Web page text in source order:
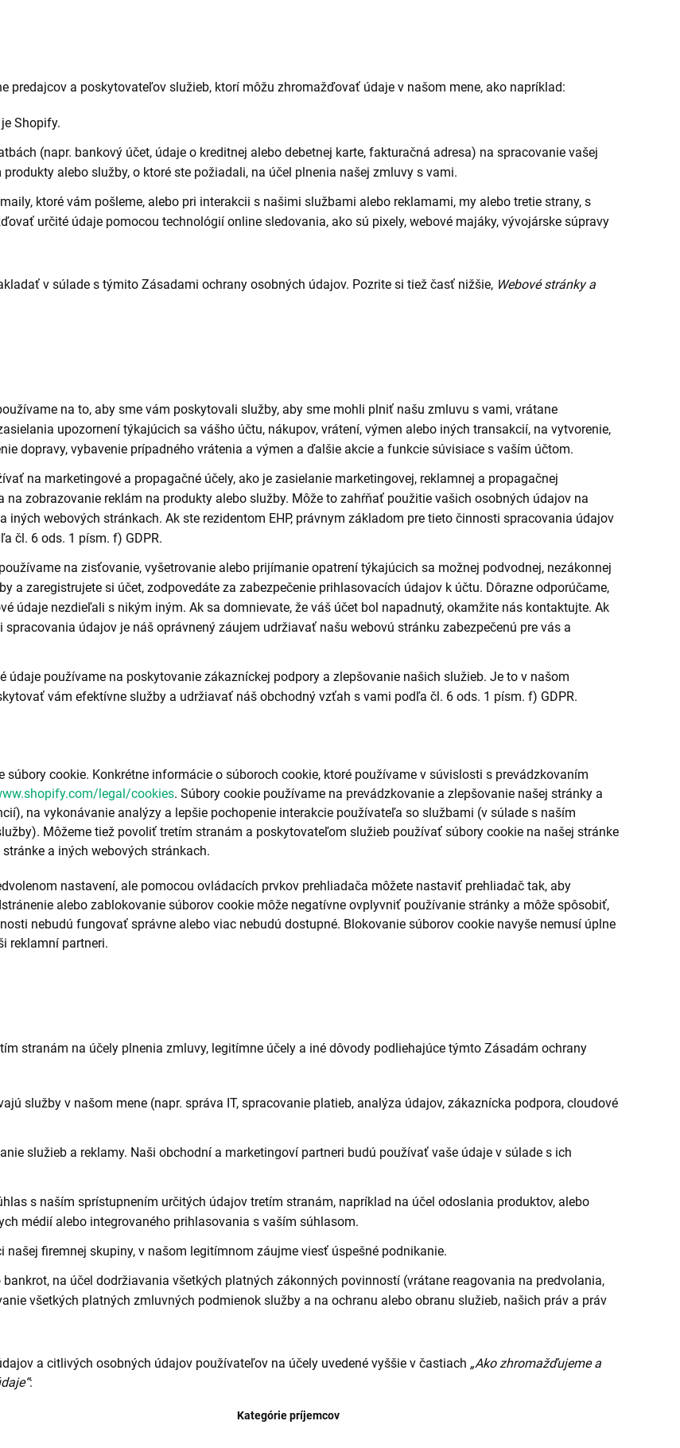
predajcov a poskytovateľov služieb, ktorí môžu zhromažďovať údaje v našom mene, ako napríklad:
Shopify.
(napr. bankový účet, údaje o kreditnej alebo debetnej karte, fakturačná adresa) na spracovanie vašej
alebo služby, o ktoré ste požiadali, na účel plnenia našej zmluvy s vami.
ktoré vám pošleme, alebo pri interakcii s našimi službami alebo reklamami, my alebo tretie strany, s
určité údaje pomocou technológií online sledovania, ako sú pixely, webové majáky, vývojárske súpravy
v súlade s týmito Zásadami ochrany osobných údajov. Pozrite si tiež časť nižšie, Webové stránky a
na to, aby sme vám poskytovali služby, aby sme mohli plniť našu zmluvu s vami, vrátane
upozornení týkajúcich sa vášho účtu, nákupov, vrátení, výmen alebo iných transakcií, na vytvorenie,
dopravy, vybavenie prípadného vrátenia a výmen a ďalšie akcie a funkcie súvisiace s vaším účtom.
na marketingové a propagačné účely, ako je zasielanie marketingovej, reklamnej a propagačnej
zobrazovanie reklám na produkty alebo služby. Môže to zahŕňať použitie vašich osobných údajov na
iných webových stránkach. Ak ste rezidentom EHP, právnym základom pre tieto činnosti spracovania údajov
čl. 6 ods. 1 písm. f) GDPR.
na zisťovanie, vyšetrovanie alebo prijímanie opatrení týkajúcich sa možnej podvodnej, nezákonnej
a zaregistrujete si účet, zodpovedáte za zabezpečenie prihlasovacích údajov k účtu. Dôrazne odporúčame,
údaje nezdieľali s nikým iným. Ak sa domnievate, že váš účet bol napadnutý, okamžite nás kontaktujte. Ak
údajov je náš oprávnený záujem udržiavať našu webovú stránku zabezpečenú pre vás a
údaje používame na poskytovanie zákazníckej podpory a zlepšovanie našich služieb. Je to v našom
vám efektívne služby a udržiavať náš obchodný vzťah s vami podľa čl. 6 ods. 1 písm. f) GDPR.
cookie. Konkrétne informácie o súboroch cookie, ktoré používame v súvislosti s prevádzkovaním
legal/cookies. Súbory cookie používame na prevádzkovanie a zlepšovanie našej stránky a
na vykonávanie analýzy a lepšie pochopenie interakcie používateľa so službami (v súlade s naším
Môžeme tiež povoliť tretím stranám a poskytovateľom služieb používať súbory cookie na našej stránke
a iných webových stránkach.
nastavení, ale pomocou ovládacích prvkov prehliadača môžete nastaviť prehliadač tak, aby
alebo zablokovanie súborov cookie môže negatívne ovplyvniť používanie stránky a môže spôsobiť,
nebudú fungovať správne alebo viac nebudú dostupné. Blokovanie súborov cookie navyše nemusí úplne
reklamní partneri.
stranám na účely plnenia zmluvy, legitímne účely a iné dôvody podliehajúce týmto Zásadám ochrany
služby v našom mene (napr. správa IT, spracovanie platieb, analýza údajov, zákaznícka podpora, cloudové
služieb a reklamy. Naši obchodní a marketingoví partneri budú používať vaše údaje v súlade s ich
s naším sprístupnením určitých údajov tretím stranám, napríklad na účel odoslania produktov, alebo
médií alebo integrovaného prihlasovania s vaším súhlasom.
firemnej skupiny, v našom legitímnom záujme viesť úspešné podnikanie.
na účel dodržiavania všetkých platných zákonných povinností (vrátane reagovania na predvolania,
všetkých platných zmluvných podmienok služby a na ochranu alebo obranu služieb, našich práv a práv
a citlivých osobných údajov používateľov na účely uvedené vyššie v častiach „Ako zhromažďujeme a
:
Kategórie príjemcov